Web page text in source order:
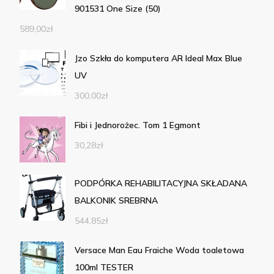
901531 One Size (50)
589,00zł
Jzo Szkła do komputera AR Ideal Max Blue
UV
300,00zł
Fibi i Jednorożec. Tom 1 Egmont
30,28zł
PODPÓRKA REHABILITACYJNA SKŁADANA
BALKONIK SREBRNA
544,85zł
Versace Man Eau Fraiche Woda toaletowa
100ml TESTER